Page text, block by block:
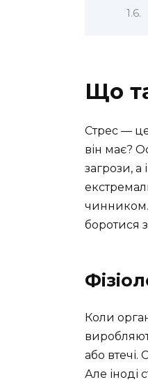
Що
Стрес — це
він має?
загрози,
чинником.
боротися
Коли
або втечі.
Але іноді